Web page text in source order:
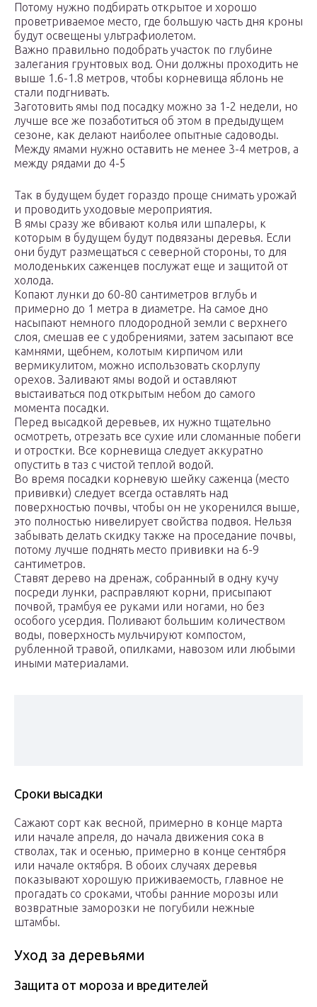
Потому нужно подбирать открытое и хорошо
проветриваемое место, где большую часть дня кроны
будут освещены ультрафиолетом.
Важно правильно подобрать участок по глубине
залегания грунтовых вод. Они должны проходить не
выше 1.6-1.8 метров, чтобы корневища яблонь не
стали подгнивать.
Заготовить ямы под посадку можно за 1-2 недели, но
лучше все же позаботиться об этом в предыдущем
сезоне, как делают наиболее опытные садоводы.
Между ямами нужно оставить не менее 3-4 метров, а
между рядами до 4-5
Так в будущем будет гораздо проще снимать урожай
и проводить уходовые мероприятия.
В ямы сразу же вбивают колья или шпалеры, к
которым в будущем будут подвязаны деревья. Если
они будут размещаться с северной стороны, то для
молоденьких саженцев послужат еще и защитой от
холода.
Копают лунки до 60-80 сантиметров вглубь и
примерно до 1 метра в диаметре. На самое дно
насыпают немного плодородной земли с верхнего
слоя, смешав ее с удобрениями, затем засыпают все
камнями, щебнем, колотым кирпичом или
вермикулитом, можно использовать скорлупу
орехов. Заливают ямы водой и оставляют
выстаиваться под открытым небом до самого
момента посадки.
Перед высадкой деревьев, их нужно тщательно
осмотреть, отрезать все сухие или сломанные побеги
и отростки. Все корневища следует аккуратно
опустить в таз с чистой теплой водой.
Во время посадки корневую шейку саженца (место
прививки) следует всегда оставлять над
поверхностью почвы, чтобы он не укоренился выше,
это полностью нивелирует свойства подвоя. Нельзя
забывать делать скидку также на проседание почвы,
потому лучше поднять место прививки на 6-9
сантиметров.
Ставят дерево на дренаж, собранный в одну кучу
посреди лунки, расправляют корни, присыпают
почвой, трамбуя ее руками или ногами, но без
особого усердия. Поливают большим количеством
воды, поверхность мульчируют компостом,
рубленной травой, опилками, навозом или любыми
иными материалами.
Сроки высадки
Сажают сорт как весной, примерно в конце марта
или начале апреля, до начала движения сока в
стволах, так и осенью, примерно в конце сентября
или начале октября. В обоих случаях деревья
показывают хорошую приживаемость, главное не
прогадать со сроками, чтобы ранние морозы или
возвратные заморозки не погубили нежные
штамбы.
Уход за деревьями
Защита от мороза и вредителей